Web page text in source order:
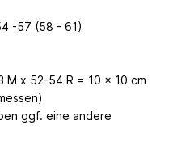
-57 (58 - 61)
M x 52-54 R = 10 x 10 cm
ggf. eine andere